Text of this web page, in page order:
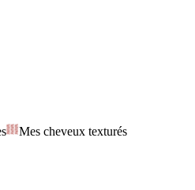
Mes cheveux texturés